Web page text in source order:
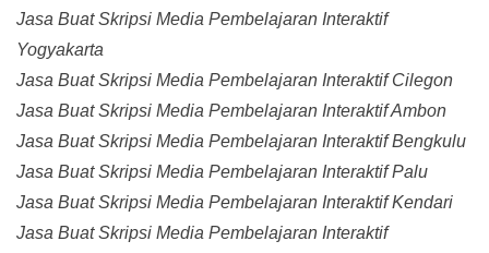
Jasa Buat Skripsi Media Pembelajaran Interaktif
Yogyakarta
Jasa Buat Skripsi Media Pembelajaran Interaktif Cilegon
Jasa Buat Skripsi Media Pembelajaran Interaktif Ambon
Jasa Buat Skripsi Media Pembelajaran Interaktif Bengkulu
Jasa Buat Skripsi Media Pembelajaran Interaktif Palu
Jasa Buat Skripsi Media Pembelajaran Interaktif Kendari
Jasa Buat Skripsi Media Pembelajaran Interaktif